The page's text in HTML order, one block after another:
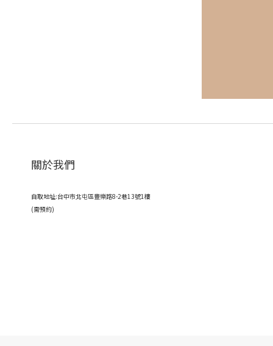
關於我們
自取地址:台中市北屯區豐樂路8-2巷13號1樓
(需預約)